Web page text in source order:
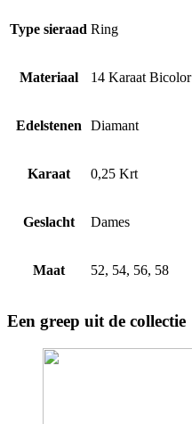
Type sieraad Ring
Materiaal 14 Karaat Bicolor
Edelstenen Diamant
Karaat 0,25 Krt
Geslacht Dames
Maat 52, 54, 56, 58
Een greep uit de collectie